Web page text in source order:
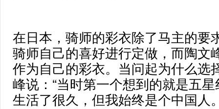
在日本，骑师的彩衣除了马主的要
骑师自己的喜好进行定做，而陶文
作为自己的彩衣。当问起为什么选
峰说：“当时第一个想到的就是五
生活了很久，但我始终是个中国人